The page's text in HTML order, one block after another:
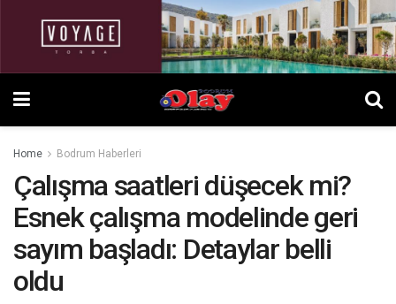
Home Bodrum Haberleri
Çalışma saatleri düşecek mi?
Esnek çalışma modelinde geri
sayım başladı: Detaylar belli
oldu